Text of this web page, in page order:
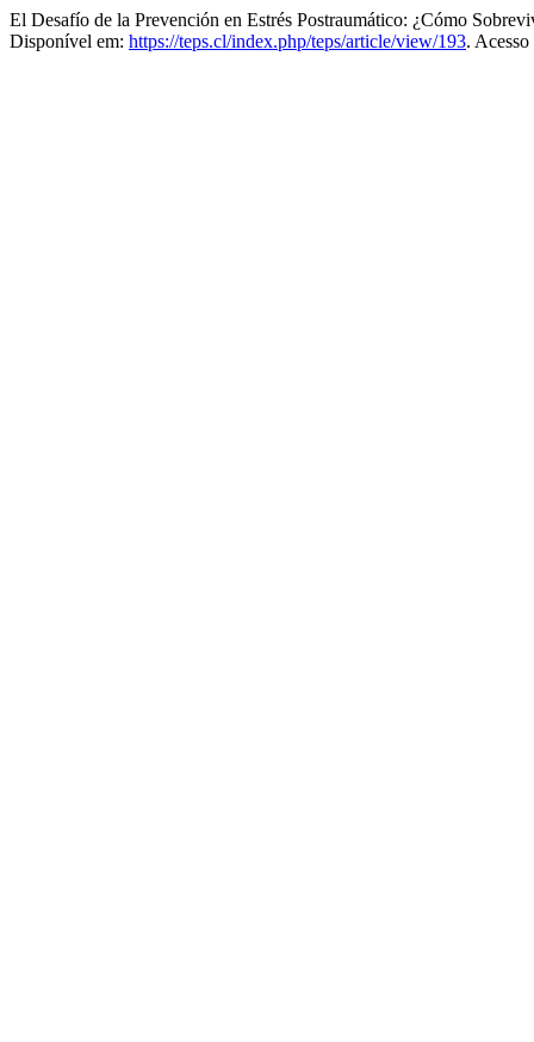
El Desafío de la Prevención en Estrés Postraumático: ¿Cómo
Disponível em: https://teps.cl/index.php/teps/article/view/193.